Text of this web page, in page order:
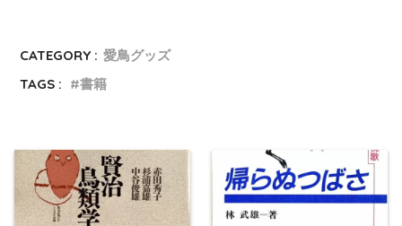
CATEGORY : 愛鳥グッズ
TAGS :
書籍